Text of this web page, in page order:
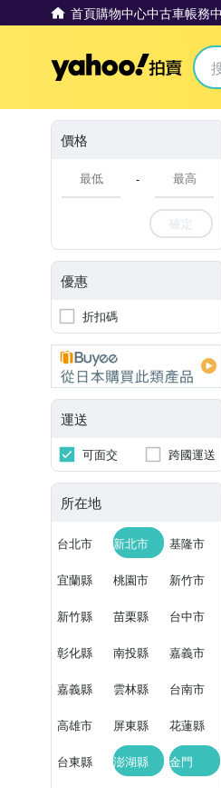
首頁購物中心中古車帳務
價格
-
確定
優惠
折扣碼
運送
可面交 跨國運送
所在地
台北市 新北市 基隆市
宜蘭縣 桃園市 新竹市
新竹縣 苗栗縣 台中市
彰化縣 南投縣 嘉義市
嘉義縣 雲林縣 台南市
高雄市 屏東縣 花蓮縣
台東縣 澎湖縣 金門